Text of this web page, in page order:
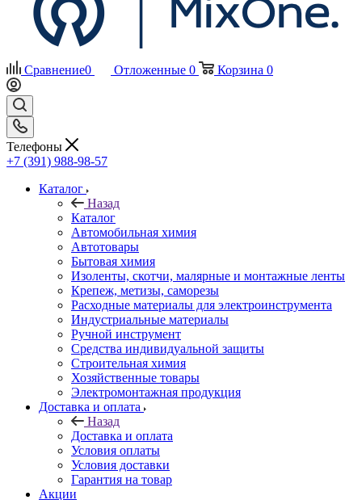
Сравнение0 Отложенные 0 Корзина 0
Телефоны
+7 (391) 988-98-57
Каталог
Назад
Каталог
Автомобильная химия
Автотовары
Бытовая химия
Изоленты, скотчи, малярные и монтажные ленты
Крепеж, метизы, саморезы
Расходные материалы для электроинструмента
Индустриальные материалы
Ручной инструмент
Средства индивидуальной защиты
Строительная химия
Хозяйственные товары
Электромонтажная продукция
Доставка и оплата
Назад
Доставка и оплата
Условия оплаты
Условия доставки
Гарантия на товар
Акции